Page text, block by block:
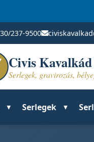
237-9500
Civis
Serlegek, gravirozás,
Serlegek